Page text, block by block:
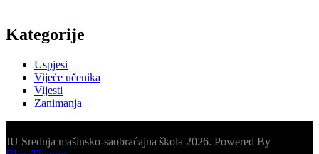
Kategorije
Uspjesi
Vijeće učenika
Vijesti
Zanimanja
JU Srednja mašinsko-saobraćajna škola 2026. Powered By